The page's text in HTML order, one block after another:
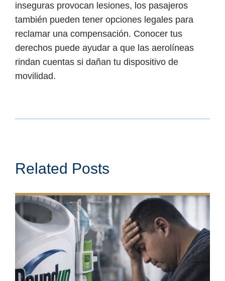
inseguras provocan lesiones, los pasajeros
también pueden tener opciones legales para
reclamar una compensación. Conocer tus
derechos puede ayudar a que las aerolíneas
rindan cuentas si dañan tu dispositivo de
movilidad.
Related Posts